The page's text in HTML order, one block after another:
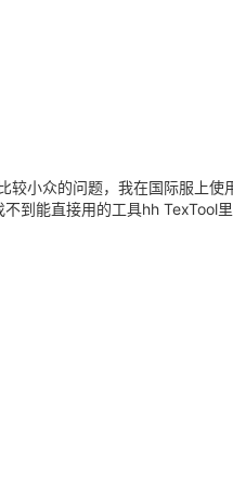
较小众的问题，我在国际服上
到能直接用的工具hh